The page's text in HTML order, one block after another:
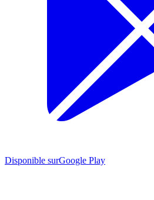
Disponible surGoogle Play